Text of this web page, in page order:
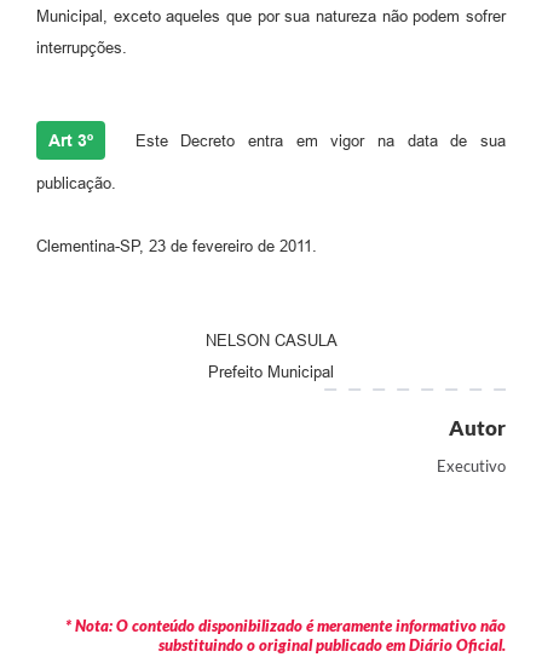
Municipal, exceto aqueles que por sua natureza não podem sofrer
interrupções.
Art 3º Este Decreto entra em vigor na data de sua
publicação.
Clementina-SP, 23 de fevereiro de 2011.
NELSON CASULA
Prefeito Municipal
Autor
Executivo
* Nota: O conteúdo disponibilizado é meramente informativo não
substituindo o original publicado em Diário Oficial.